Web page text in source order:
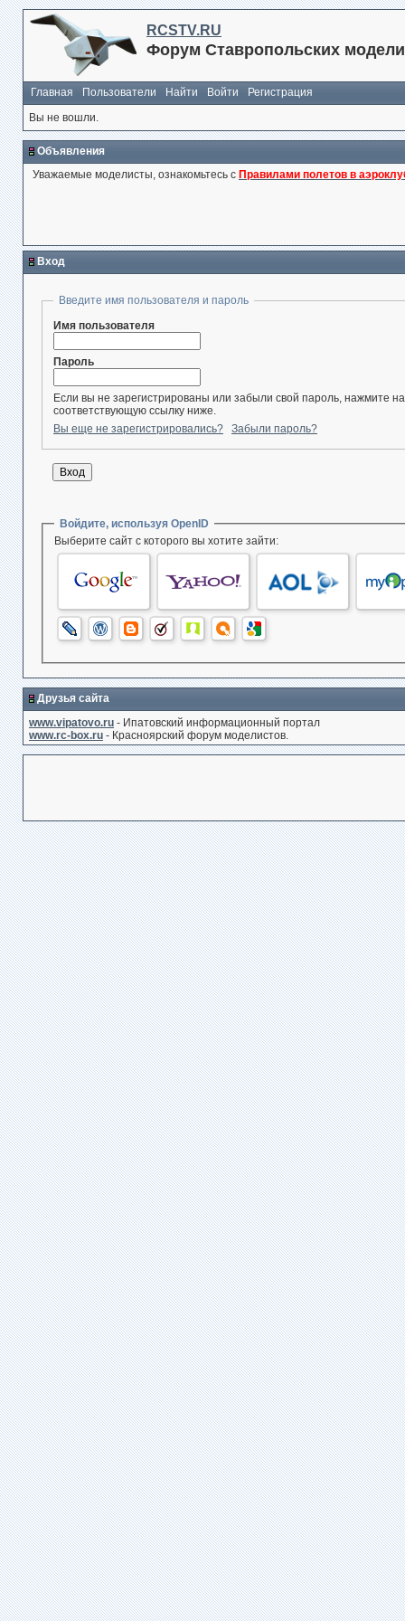
RCSTV.RU
Форум Ставропольских
Главная Пользователи Найти Войти
Регистрация
Вы не вошли.
Объявления
Уважаемые моделисты, ознакомьтесь с Правилами полетов в
Вход
Введите имя пользователя и пароль
Имя пользователя
Пароль
Если вы не зарегистрированы или забыли свой пароль, нажмите на
соответствующую ссылку ниже.
Вы еще не зарегистрировались?
Забыли пароль?
Войдите, используя OpenID
Выберите сайт с которого вы хотите зайти:
Друзья сайта
www.vipatovo.ru - Ипатовский информационный портал
www.rc-box.ru - Красноярский форум моделистов.